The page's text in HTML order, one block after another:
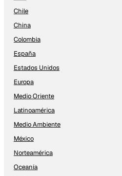
Chile
China
Colombia
España
Estados Unidos
Europa
Medio Oriente
Latinoamérica
Medio Ambiente
México
Norteamérica
Oceanía